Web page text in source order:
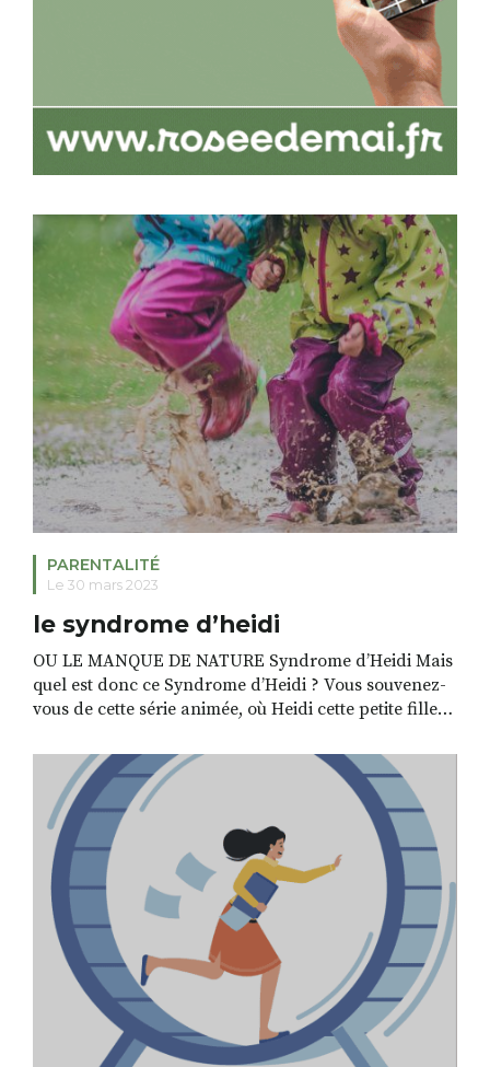
PARENTALITÉ
Le 30 mars 2023
le syndrome d’heidi
OU LE MANQUE DE NATURE Syndrome d’Heidi Mais
quel est donc ce Syndrome d’Heidi ? Vous souvenez-
vous de cette série animée, où Heidi cette petite fille
? Elle parvenait à se soigner seulement lorsqu’elle
retournait dans ses montagnes. Son amie Clara, qui
était malade, avait […]